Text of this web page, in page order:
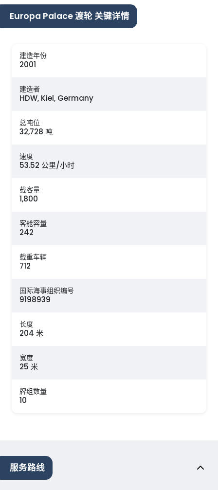
Europa Palace 渡轮 关键详情
建造年份
2001
建造者
HDW, Kiel, Germany
总吨位
32,728 吨
速度
53.52 公里/小时
载客量
1,800
客舱容量
242
载重车辆
712
国际海事组织编号
9198939
长度
204 米
宽度
25 米
牌组数量
10
服务路线